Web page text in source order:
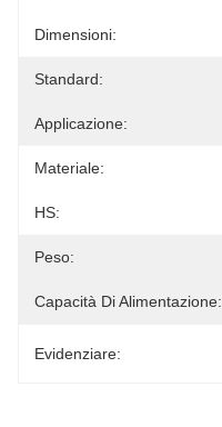
Dimensioni:
Standard:
Applicazione:
Materiale:
HS:
Peso:
Capacità Di Alimentazione:
Evidenziare: